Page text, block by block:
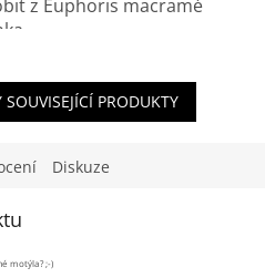
z Euphoris macramé
PRODUKTY
Diskuze
motýla? ;-)